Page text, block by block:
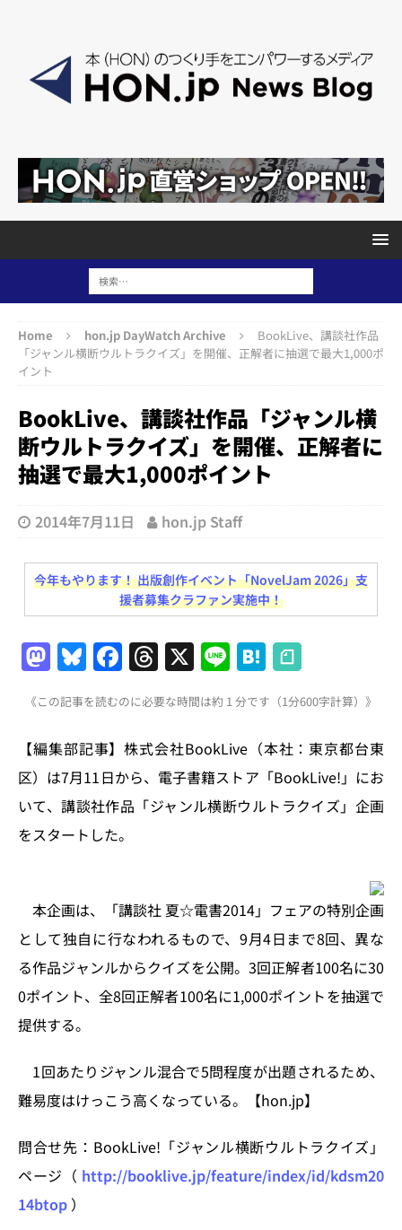
Home hon.jp DayWatch Archive
BookLive、講談社作品
「ジャンル横断ウルトラクイズ」を開催、正解者に抽選で最大1,000ポ
イント
BookLive、講談社作品「ジャンル横
断ウルトラクイズ」を開催、正解者に
抽選で最大1,000ポイント
2014年7月11日 hon.jp Staff
今年もやります！ 出版創作イベント「NovelJam 2026」支
援者募集クラファン実施中！
M
a
st
o
d
o
n
Bl
u
e
s
k
y
F
a
c
e
b
o
o
T
h
re
a
d
s
X Li
n
e
H
at
e
n
a
《この記事を読むのに必要な時間は約 1 分です（1分600字計算）》
【編集部記事】株式会社BookLive（本社：東京都台東
区）は7月11日から、電子書籍ストア「BookLive!」にお
いて、講談社作品「ジャンル横断ウルトラクイズ」企画
をスタートした。
本企画は、「講談社 夏☆電書2014」フェアの特別企画
として独自に行なわれるもので、9月4日まで8回、異な
る作品ジャンルからクイズを公開。3回正解者100名に30
0ポイント、全8回正解者100名に1,000ポイントを抽選で
提供する。
1回あたりジャンル混合で5問程度が出題されるため、
難易度はけっこう高くなっている。【hon.jp】
問合せ先：BookLive!「ジャンル横断ウルトラクイズ」
ページ（ http://booklive.jp/feature/index/id/kdsm20
14btop ）